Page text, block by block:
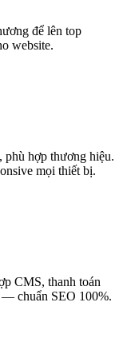
để lên top
website.
phù hợp thương hiệu.
mọi thiết bị.
CMS, thanh toán
chuẩn SEO 100%.